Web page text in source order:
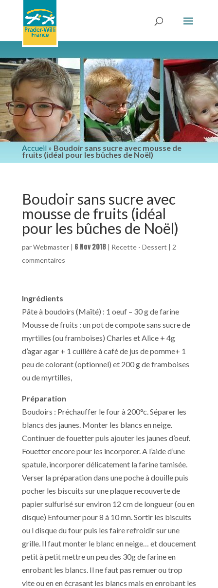
Accueil » Boudoir sans sucre avec mousse de
fruits (idéal pour les bûches de Noël)
Boudoir sans sucre avec
mousse de fruits (idéal
pour les bûches de Noël)
parWebmaster| 6 Nov 2018| Recette - Dessert | 2
commentaires
Ingrédients
Pâte à boudoirs (Maïté) : 1 oeuf – 30 g de farine
Mousse de fruits : un pot de compote sans sucre de
myrtilles (ou framboises) Charles et Alice + 4g
d’agar agar + 1 cuillère à café de jus de pomme+ 1
peu de colorant (optionnel) et 200 g de framboises
ou de myrtilles,
Préparation
Boudoirs : Préchauffer le four à 200°c. Séparer les
blancs des jaunes. Monter les blancs en neige.
Continuer de fouetter puis ajouter les jaunes d’oeuf.
Fouetter encore pour les incorporer. A l’aide d’une
spatule, incorporer délicatement la farine tamisée.
Verser la préparation dans une poche à douille puis
pocher les biscuits sur une plaque recouverte de
papier sulfurisé sur environ 12 cm de longueur (ou en
disque) Enfourner pour 8 à 10 mn. Sortir les biscuits
ou l disque du four puis les faire refroidir sur une
grille. Il faut monter le blanc en neige… et doucement
petit à petit mettre un peu des 30g de farine en
enrobant les blancs. Il ne faut pas remuer ou trop
vite ou en en écrasant les blancs mais en enrobant les